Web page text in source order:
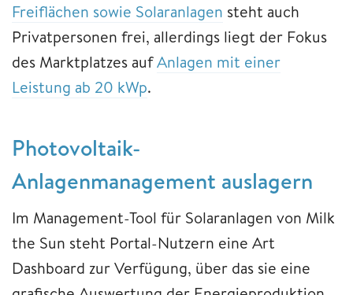
Freiflächen sowie Solaranlagen steht auch
Privatpersonen frei, allerdings liegt der Fokus
des Marktplatzes aufAnlagen mit einer
Leistung ab 20 kWp.
Photovoltaik-
Anlagenmanagement auslagern
Im Management-Tool für Solaranlagen von Milk
the Sun steht Portal-Nutzern eine Art
Dashboard zur Verfügung, über das sie eine